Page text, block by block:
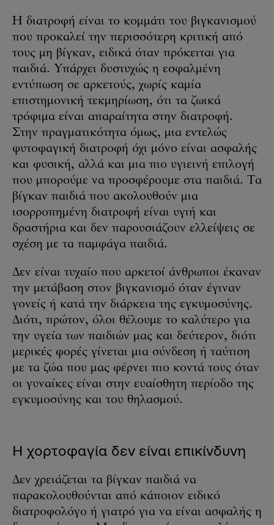
Η διατροφή είναι το κομμάτι του βιγκανισμού
που προκαλεί την περισσότερη κριτική από
τους μη βίγκαν, ειδικά όταν πρόκειται για
παιδιά. Υπάρχει δυστυχώς η εσφαλμένη
εντύπωση σε αρκετούς, χωρίς καμία
επιστημονική τεκμηρίωση, ότι τα ζωικά
τρόφιμα είναι απαραίτητα στην διατροφή.
Στην πραγματικότητα όμως, μια εντελώς
φυτοφαγική διατροφή όχι μόνο είναι ασφαλής
και φυσική, αλλά και μια πιο υγιεινή επιλογή
που μπορούμε να προσφέρουμε στα παιδιά. Τα
βίγκαν παιδιά που ακολουθούν μια
ισορροπημένη διατροφή είναι υγιή και
δραστήρια και δεν παρουσιάζουν ελλείψεις σε
σχέση με τα παμφάγα παιδιά.
Δεν είναι τυχαίο που αρκετοί άνθρωποι έκαναν
την μετάβαση στον βιγκανισμό όταν έγιναν
γονείς ή κατά την διάρκεια της εγκυμοσύνης.
Διότι, πρώτον, όλοι θέλουμε το καλύτερο για
την υγεία των παιδιών μας και δεύτερον, διότι
μερικές φορές γίνεται μια σύνδεση ή ταύτιση
με τα ζώα που μας φέρνει πιο κοντά τους όταν
οι γυναίκες είναι στην ευαίσθητη περίοδο της
εγκυμοσύνης και του θηλασμού.
Η χορτοφαγία δεν είναι επικίνδυνη
Δεν χρειάζεται τα βίγκαν παιδιά να
παρακολουθούνται από κάποιον ειδικό
διατροφολόγο ή γιατρό για να είναι ασφαλής η